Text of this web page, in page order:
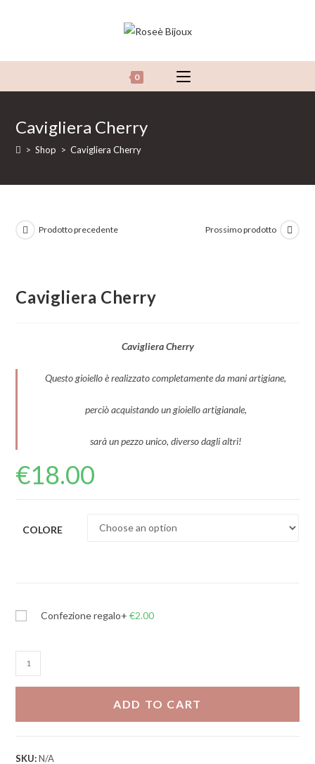
0
Cavigliera Cherry
> Shop > Cavigliera Cherry
Prodotto precedente Prossimo prodotto
Cavigliera Cherry
Cavigliera Cherry
Questo gioiello è realizzato completamente da mani artigiane,
perciò acquistando un gioiello artigianale,
sarà un pezzo unico, diverso dagli altri!
€18.00
COLORE
Confezione regalo+ €2.00
Cavigliera
Cherry
ADD TO CART
SKU:N/A